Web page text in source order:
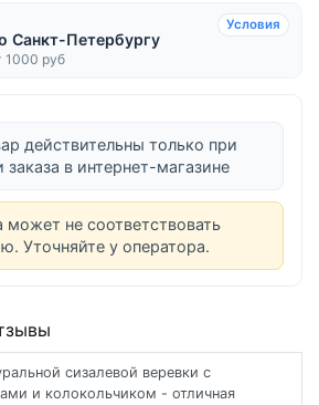
Санкт-Петербургу
1000 руб
Условия
действительны только при
в интернет-магазине
может не соответствовать
Уточняйте у оператора.
сизалевой веревки с
и колокольчиком - отличная